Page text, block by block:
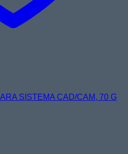
SISTEMA CAD/CAM, 70 G